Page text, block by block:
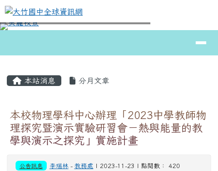
跳至主內容區
大竹國中全球資訊網
⏸
本站消息 分月文章
本校物理學科中心辦理「2023中學教師物
理探究暨演示實驗研習會－熱與能量的教
學與演示之探究」實施計畫
公告訊息 李瑞林- 教務處 | 2023-11-23 | 點閱數： 420